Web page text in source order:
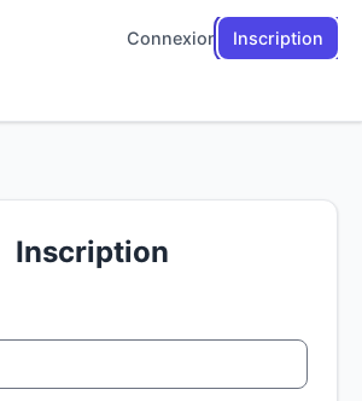
Connexion Inscription
Inscription